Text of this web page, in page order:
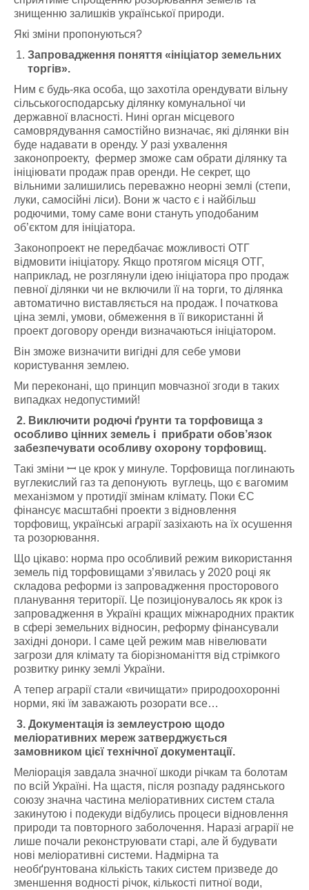
знищенню залишків української природи.
Які зміни пропонуються?
Запровадження поняття «ініціатор земельних
торгів».
Ним є будь-яка особа, що захотіла орендувати вільну
сільськогосподарську ділянку комунальної чи
державної власності. Нині орган місцевого
самоврядування самостійно визначає, які ділянки він
буде надавати в оренду. У разі ухвалення
законопроекту, фермер зможе сам обрати ділянку та
ініціювати продаж прав оренди. Не секрет, що
вільними залишились переважно неорні землі (степи,
луки, самосійні ліси). Вони ж часто є і найбільш
родючими, тому саме вони стануть уподобаним
об’єктом для ініціатора.
Законопроект не передбачає можливості ОТГ
відмовити ініціатору. Якщо протягом місяця ОТГ,
наприклад, не розглянули ідею ініціатора про продаж
певної ділянки чи не включили її на торги, то ділянка
автоматично виставляється на продаж. І початкова
ціна землі, умови, обмеження в її використанні й
проект договору оренди визначаються ініціатором.
Він зможе визначити вигідні для себе умови
користування землею.
Ми переконані, що принцип мовчазної згоди в таких
випадках недопустимий!
2. Виключити родючі ґрунти та торфовища з
особливо цінних земель і прибрати обов’язок
забезпечувати особливу охорону торфовищ.
Такі зміни ꟷ це крок у минуле. Торфовища поглинають
вуглекислий газ та депонують вуглець, що є вагомим
механізмом у протидії змінам клімату. Поки ЄС
фінансує масштабні проекти з відновлення
торфовищ, українські аграрії зазіхають на їх осушення
та розорювання.
Що цікаво: норма про особливий режим використання
земель під торфовищами з’явилась у 2020 році як
складова реформи із запровадження просторового
планування території. Це позиціонувалось як крок із
запровадження в Україні кращих міжнародних практик
в сфері земельних відносин, реформу фінансували
західні донори. І саме цей режим мав нівелювати
загрози для клімату та біорізноманіття від стрімкого
розвитку ринку землі України.
А тепер аграрії стали «вичищати» природоохоронні
норми, які їм заважають розорати все…
3. Документація із землеустрою щодо
меліоративних мереж затверджується
замовником цієї технічної документації.
Меліорація завдала значної шкоди річкам та болотам
по всій Україні. На щастя, після розпаду радянського
союзу значна частина меліоративних систем стала
закинутою і подекуди відбулись процеси відновлення
природи та повторного заболочення. Наразі аграрії не
лише почали реконструювати старі, але й будувати
нові меліоративні системи. Надмірна та
необґрунтована кількість таких систем призведе до
зменшення водності річок, кількості питної води,